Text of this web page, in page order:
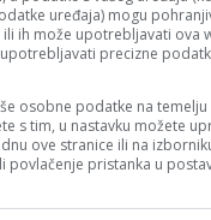
SEAT Leon-a,
će se proizvoditi u
će prvi put stići s plug-in
prva novost u
predstaviti i plug-
uređaja) mogu
ih može upotrebljavati ova
precizne
osobne podatke na temelju
s tim, u nastavku možete
ove stranice ili na
povlačenje pristanka u